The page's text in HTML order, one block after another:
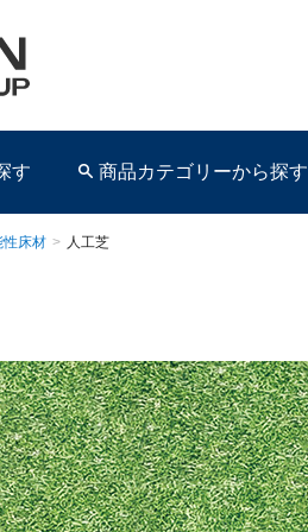
す 商品カテゴリーから探す
性床材 > 人工芝